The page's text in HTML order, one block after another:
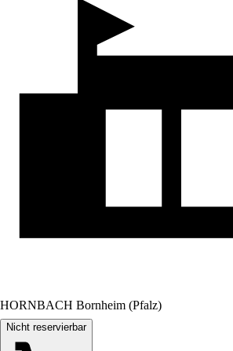
HORNBACH Bornheim (Pfalz)
Nicht reservierbar